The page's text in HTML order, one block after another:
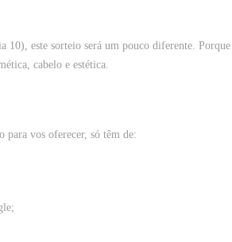
10), este sorteio será um pouco diferente.
cabelo e estética.
para vos oferecer, só têm de: